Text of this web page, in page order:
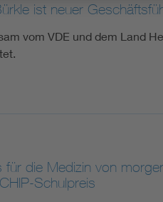
ist neuer
vom VDE und dem Land
für die Medizin von
Schulpreis